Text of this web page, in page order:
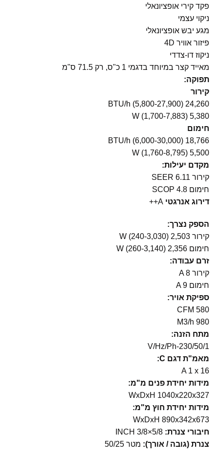
פקד קירי אופציונאלי
ניקוי עצמי
מגע יבש אופציונאלי
פיזור אוויר 4D
ניקוז דו-צדדי
מאייד קצר במיוחד בדגמי 1 כ"ס, רק 71.5 ס"מ
תפוקה:
קירור
24,260 (5,800-27,900) BTU/h
5,380 (1,700-7,883) W
חימום
18,766 (6,000-30,000) BTU/h
5,500 (1,760-8,795) W
מקדם יעילות:
קירור SEER 6.11
חימום SCOP 4.8
דירוג אנרגטי
הספק נצרך:
קירור 2,503 (240-3,030) W
חימום 2,356 (260-3,140) W
זרם עבודה:
קירור A 8
חימום A 9
ספיקת אויר:
580 CFM
M3/h 980
מתח הזנה:
V/Hz/Ph-230/50/1
מאמ"ת דגם C:
A 1 x 16
מידות יחידת פנים מ"מ:
WxDxH 1040x220x327
מידות יחידת חוץ מ"מ:
WxDxH 890x342x673
חיבורי צנרת:
צנרת (גובה / אורך): מטר 50/25